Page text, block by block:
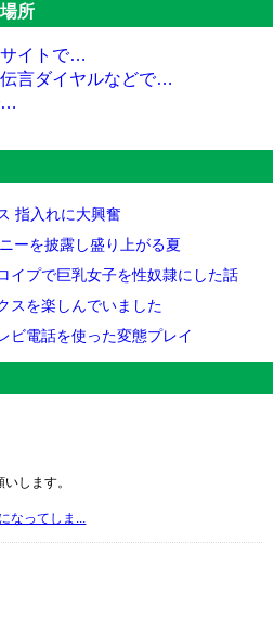
所
イトで…
言ダイヤルなどで…
…
指入れに大興奮
ーを披露し盛り上がる夏
イプで巨乳女子を性奴隷にした話
スを楽しんでいました
ビ電話を使った変態プレイ
します。
ってしま...